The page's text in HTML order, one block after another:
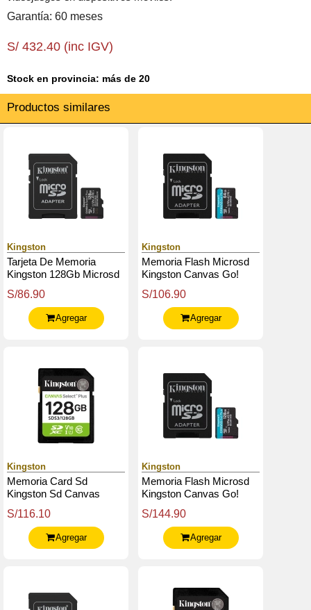
Garantía: 60 meses
S/ 432.40 (inc IGV)
Stock en provincia: más de 20
Productos similares
Kingston
Tarjeta De Memoria
Kingston 128Gb Microsd
-150Mb / Seg - Uhs-I
Clase 10
S/86.90
Agregar
Kingston
Memoria Flash Microsd
Kingston Canvas Go!
Adaptador Sd
S/106.90
Agregar
Kingston
Memoria Card Sd
Kingston Sd Canvas
Categoría De Velocidad:
Uhs-I / U1 / V10
S/116.10
Agregar
Kingston
Memoria Flash Microsd
Kingston Canvas Go!
Adaptador Sd
S/144.90
Agregar